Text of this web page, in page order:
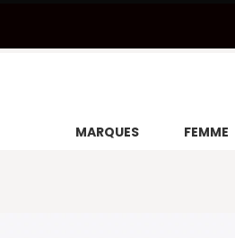
MARQUES FEMME